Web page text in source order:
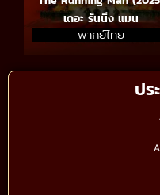
ปร
เดอะ รันนิ่ง แมน
พากย์ไทย